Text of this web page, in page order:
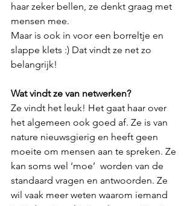
haar zeker bellen, ze denkt graag met
mensen mee.
Maar is ook in voor een borreltje en
slappe klets :) Dat vindt ze net zo
belangrijk!
Wat vindt ze van netwerken?
Ze vindt het leuk! Het gaat haar over
het algemeen ook goed af. Ze is van
nature nieuwsgierig en heeft geen
moeite om mensen aan te spreken. Ze
kan soms wel ‘moe’  worden van de
standaard vragen en antwoorden. Ze
wil vaak meer weten waarom iemand